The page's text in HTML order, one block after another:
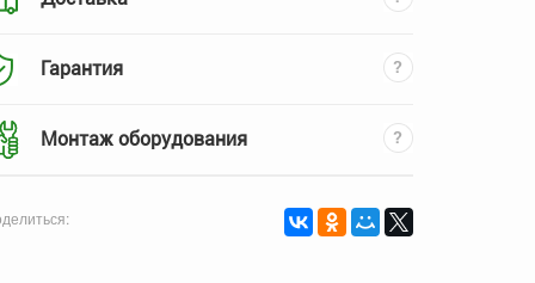
Гарантия
Монтаж оборудования